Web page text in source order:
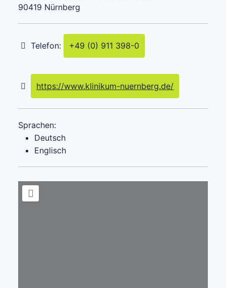
90419 Nürnberg
Telefon: +49 (0) 911 398-0
https://www.klinikum-nuernberg.de/
Sprachen:
Deutsch
Englisch